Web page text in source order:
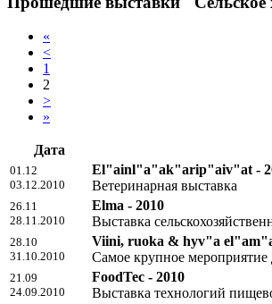
«
<
1
2
>
»
Дата
01.12
03.12.2010
El"ainl"a"ak"arip"aiv"at -
Ветеринарная выставка
26.11
28.11.2010
Elma - 2010
Выставка
28.10
31.10.2010
Viini, ruoka & hyv"a
Самое крупное
21.09
24.09.2010
FoodTec - 2010
Выставка технологий